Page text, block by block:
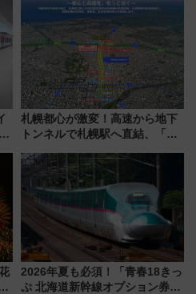
札幌都心が激変！高速から地下
トンネルで札幌駅へ直結、「創
から本格着工、延長4.8km整備
事業の全貌
2026年夏も必須！「青春18きっ
ぷ 北海道新幹線オプション券」